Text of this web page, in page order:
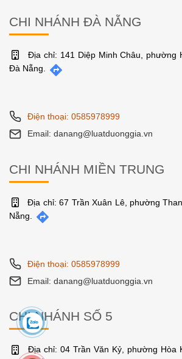
CHI NHÁNH ĐÀ NẴNG
Địa chỉ: 141 Diệp Minh Châu, phường
Đà Nẵng.
Điện thoại: 0585978999
Email: danang@luatduonggia.vn
CHI NHÁNH MIỀN TRUNG
Địa chỉ: 67 Trần Xuân Lê, phường
Nẵng.
Điện thoại: 0585978999
Email: danang@luatduonggia.vn
CHI NHÁNH SỐ 5
Địa chỉ: 04 Trần Văn Kỷ, phường Hòa